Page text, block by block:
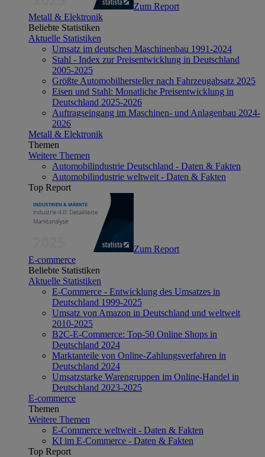
Zum Report
Metall & Elektronik
Beliebte Statistiken
Aktuelle Statistiken
Umsatz im deutschen Maschinenbau 1991-2024
Stahl - Index zur Preisentwicklung in Deutschland
2005-2025
Größte Automobilhersteller nach Fahrzeugabsatz 2025
Eisen und Stahl: Monatliche Preisentwicklung in
Deutschland 2025-2026
Auftragseingang im Maschinen- und Anlagenbau 2024-
2026
Metall & Elektronik
Themen
Weitere Themen
Automobilindustrie Deutschland - Daten & Fakten
Automobilindustrie weltweit - Daten & Fakten
Top Report
Zum Report
E-commerce
Beliebte Statistiken
Aktuelle Statistiken
E-Commerce - Entwicklung des Umsatzes in
Deutschland 1999-2025
Umsatz von Amazon in Deutschland und weltweit
2010-2025
B2C-E-Commerce: Top-50 Online Shops in
Deutschland 2024
Marktanteile von Online-Zahlungsverfahren in
Deutschland 2024
Umsatzstarke Warengruppen im Online-Handel in
Deutschland 2023-2025
E-commerce
Themen
Weitere Themen
E-Commerce weltweit - Daten & Fakten
KI im E-Commerce - Daten & Fakten
Top Report